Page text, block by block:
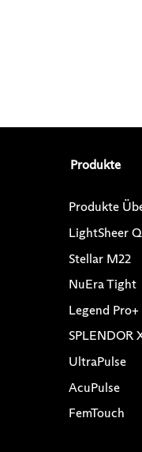
Produkte
Produkte
LightSheer
Stellar M22
NuEra Tight
Legend Pro+
SPLENDOR
UltraPulse
AcuPulse
FemTouch